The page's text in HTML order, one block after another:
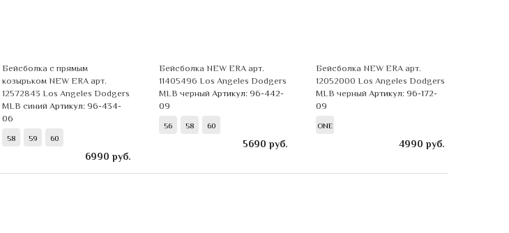
Бейсболка с прямым
козырьком NEW ERA арт.
12572843 Los Angeles Dodgers
MLB синий Артикул: 96-434-
06
58 59 60
6990 руб.
Бейсболка NEW ERA арт.
11405496 Los Angeles Dodgers
MLB черный Артикул: 96-442-
09
56 58 60
5690 руб.
Бейсболка NEW ERA арт.
12052000 Los Angeles Dodgers
MLB черный Артикул: 96-172-
09
ONE
4990 руб.